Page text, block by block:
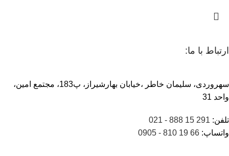
ارتباط با ما:
سهروردی، سلیمان خاطر ،خیابان بهارشیراز، پ183، مجتمع امین،
واحد 31
تلفن: 291 15 888 - 021
واتساپ: 66 19 810 - 0905